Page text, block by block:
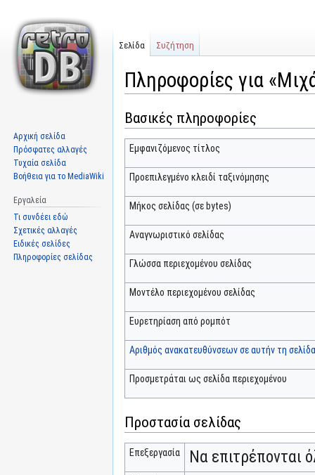
Πληροφορίες για
Μετάβαση
στην
πλοήγηση
Πήδηση
στην
αναζήτηση
Βασικές πληροφορίες
Εμφανιζόμενος τίτλος
Προεπιλεγμένο κλειδί ταξινόμησης
Μήκος σελίδας (σε bytes)
Αναγνωριστικό σελίδας
Γλώσσα περιεχομένου σελίδας
Μοντέλο περιεχομένου σελίδας
Ευρετηρίαση από ρομπότ
Αριθμός ανακατευθύνσεων σε αυτήν τη σελίδα
Προσμετράται ως σελίδα περιεχομένου
Προστασία σελίδας
Επεξεργασία Να επιτρέπονται
Σελίδα Συζήτηση
Αρχική σελίδα
Πρόσφατες αλλαγές
Τυχαία σελίδα
Βοήθεια για το MediaWiki
Εργαλεία
Τι συνδέει εδώ
Σχετικές αλλαγές
Ειδικές σελίδες
Πληροφορίες σελίδας